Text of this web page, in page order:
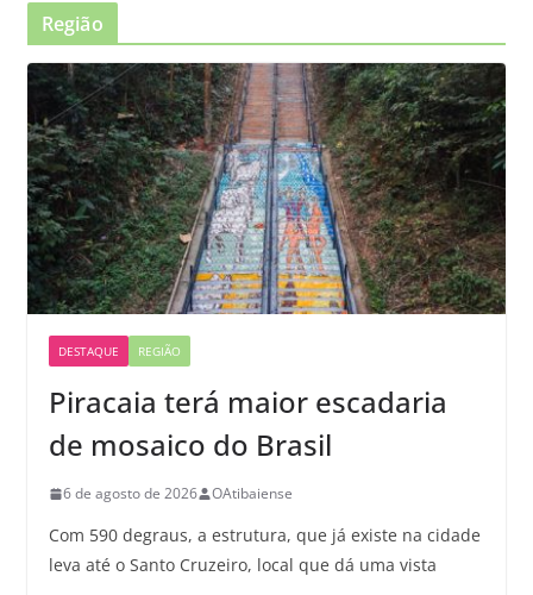
Região
DESTAQUE REGIÃO
Piracaia terá maior escadaria
de mosaico do Brasil
6 de agosto de 2026 OAtibaiense
Com 590 degraus, a estrutura, que já existe na cidade
leva até o Santo Cruzeiro, local que dá uma vista